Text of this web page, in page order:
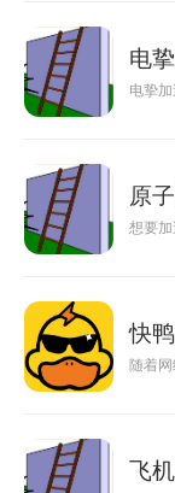
电
电挚
原
想要
快
随着
飞